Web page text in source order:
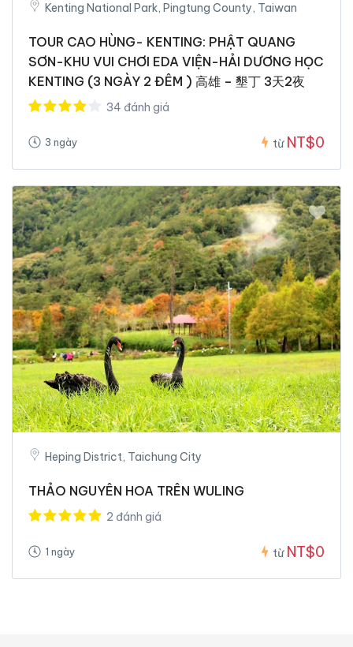
Kenting National Park, Pingtung County, Taiwan
TOUR CAO HÙNG- KENTING: PHẬT QUANG
SƠN-KHU VUI CHƠI EDA VIỆN-HẢI DƯƠNG HỌC
KENTING (3 NGÀY 2 ĐÊM ) 高雄 – 墾丁 3天2夜
34 đánh giá
3 ngày từNT$0
Heping District, Taichung City
THẢO NGUYÊN HOA TRÊN WULING
2 đánh giá
1 ngày từNT$0